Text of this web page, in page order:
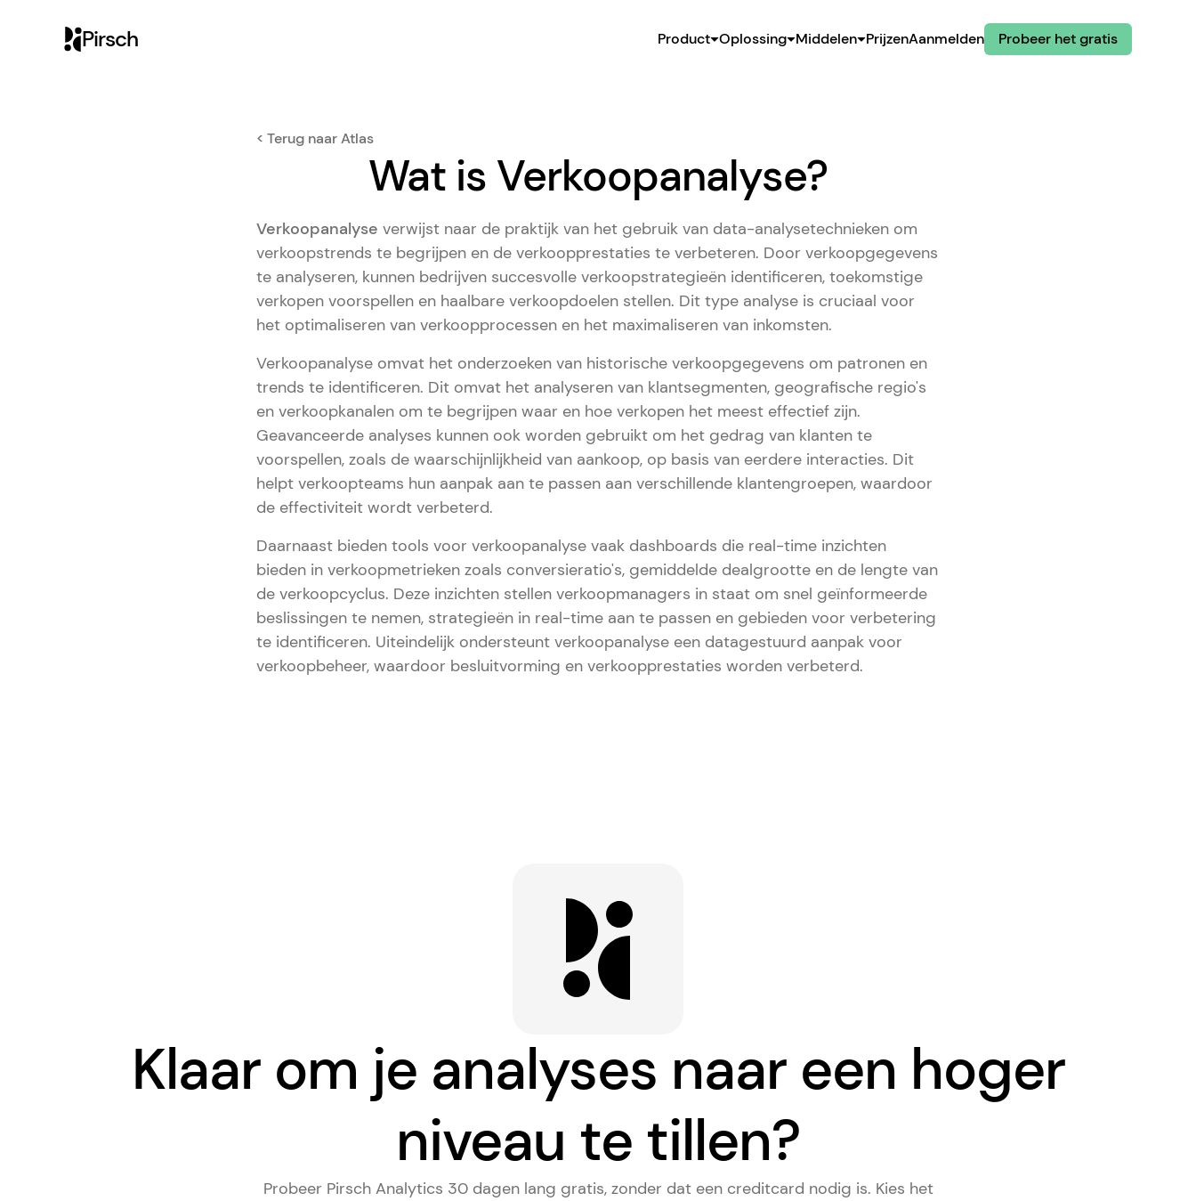
Pirsch Product Oplossing Middelen PrijzenAanmelden Probeer het gratis
< Terug naar Atlas
Wat is Verkoopanalyse?
Verkoopanalyse verwijst naar de praktijk van het gebruik van data-analysetechnieken om
verkoopstrends te begrijpen en de verkoopprestaties te verbeteren. Door verkoopgegevens
te analyseren, kunnen bedrijven succesvolle verkoopstrategieën identificeren, toekomstige
verkopen voorspellen en haalbare verkoopdoelen stellen. Dit type analyse is cruciaal voor
het optimaliseren van verkoopprocessen en het maximaliseren van inkomsten.
Verkoopanalyse omvat het onderzoeken van historische verkoopgegevens om patronen en
trends te identificeren. Dit omvat het analyseren van klantsegmenten, geografische regio's
en verkoopkanalen om te begrijpen waar en hoe verkopen het meest effectief zijn.
Geavanceerde analyses kunnen ook worden gebruikt om het gedrag van klanten te
voorspellen, zoals de waarschijnlijkheid van aankoop, op basis van eerdere interacties. Dit
helpt verkoopteams hun aanpak aan te passen aan verschillende klantengroepen, waardoor
de effectiviteit wordt verbeterd.
Daarnaast bieden tools voor verkoopanalyse vaak dashboards die real-time inzichten
bieden in verkoopmetrieken zoals conversieratio's, gemiddelde dealgrootte en de lengte van
de verkoopcyclus. Deze inzichten stellen verkoopmanagers in staat om snel geïnformeerde
beslissingen te nemen, strategieën in real-time aan te passen en gebieden voor verbetering
te identificeren. Uiteindelijk ondersteunt verkoopanalyse een datagestuurd aanpak voor
verkoopbeheer, waardoor besluitvorming en verkoopprestaties worden verbeterd.
Klaar om je analyses naar een hoger
niveau te tillen?
Probeer Pirsch Analytics 30 dagen lang gratis, zonder dat een creditcard nodig is. Kies het